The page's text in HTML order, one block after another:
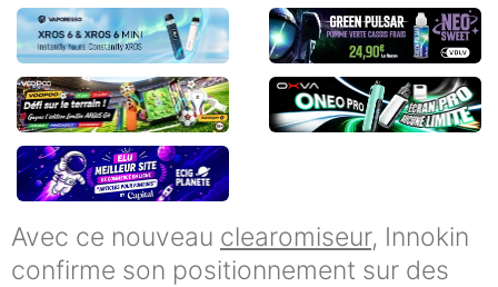
Avec ce nouveau clearomiseur, Innokin
confirme son positionnement sur des